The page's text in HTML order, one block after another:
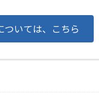
ついては、こちら